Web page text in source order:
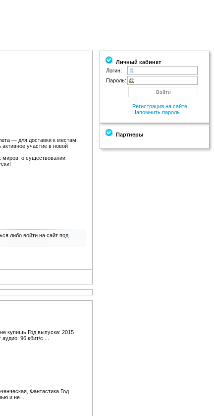
— для доставки к местам
участие в новой
миров, о существовании
либо войти на сайт под
купишь Год выпуска: 2015
96 кбит/c ...
Фантастика Год
и не ...
Личный кабинет
Логин:
Пароль:
Регистрация на сайте!
Напомнить пароль
Партнеры